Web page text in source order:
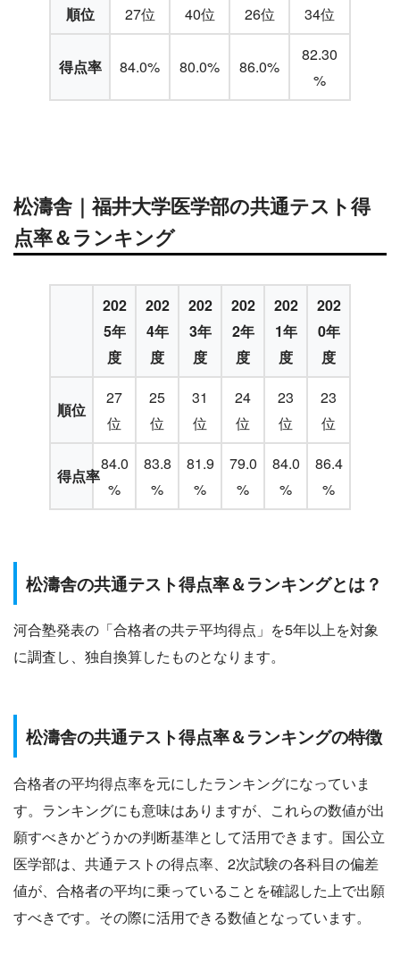
順位 27位 40位 26位 34位
得点率 84.0% 80.0% 86.0%
82.30
%
松濤舎｜福井大学医学部の共通テスト得
点率＆ランキング
202
5年
度
202
4年
度
202
3年
度
202
2年
度
202
1年
度
202
0年
度
順位
27
位
25
位
31
位
24
位
23
位
23
位
得点率
84.0
%
83.8
%
81.9
%
79.0
%
84.0
%
86.4
%
松濤舎の共通テスト得点率＆ランキングとは？
河合塾発表の「合格者の共テ平均得点」を5年以上を対象
に調査し、独自換算したものとなります。
松濤舎の共通テスト得点率＆ランキングの特徴
合格者の平均得点率を元にしたランキングになっていま
す。ランキングにも意味はありますが、これらの数値が出
願すべきかどうかの判断基準として活用できます。国公立
医学部は、共通テストの得点率、2次試験の各科目の偏差
値が、合格者の平均に乗っていることを確認した上で出願
すべきです。その際に活用できる数値となっています。